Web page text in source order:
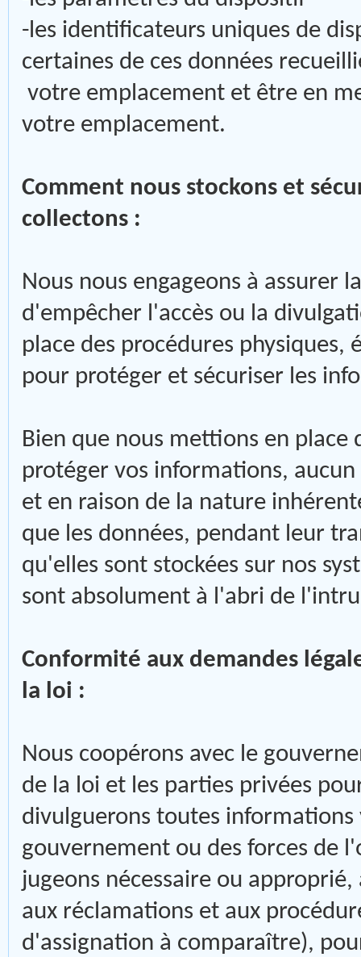
-les identificateurs uniques de
certaines de ces données
votre emplacement et être en
votre emplacement.
Comment nous stockons et
collectons :
Nous nous engageons à assurer
d'empêcher l'accès ou la
place des procédures
pour protéger et sécuriser les
Bien que nous mettions en place
protéger vos informations,
et en raison de la nature
que les données, pendant leur
qu'elles sont stockées sur nos
sont absolument à l'abri de
Conformité aux demandes
la loi :
Nous coopérons avec le
de la loi et les parties privées
divulguerons toutes
gouvernement ou des forces de
jugeons nécessaire ou
aux réclamations et aux
d'assignation à comparaître),